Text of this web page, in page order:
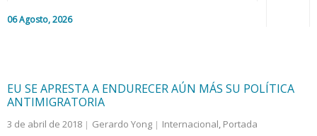
06 Agosto, 2026
EU SE APRESTA A ENDURECER AÚN MÁS SU POLÍTICA
ANTIMIGRATORIA
3 de abril de 2018 Gerardo Yong Internacional, Portada